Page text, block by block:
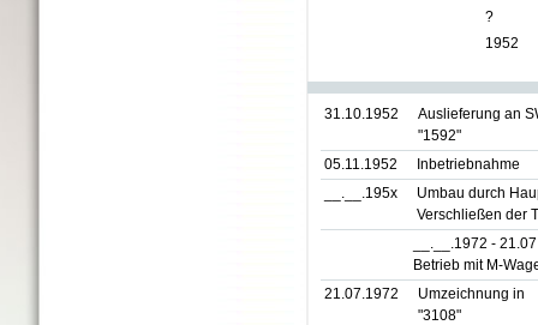
?
1952
31.10.1952
Auslieferung an
"1592"
05.11.1952
Inbetriebnahme
__.__.195x
Umbau durch
Verschließen der
__.__.1972 -
Betrieb mit M-
21.07.1972
Umzeichnung in
"3108"